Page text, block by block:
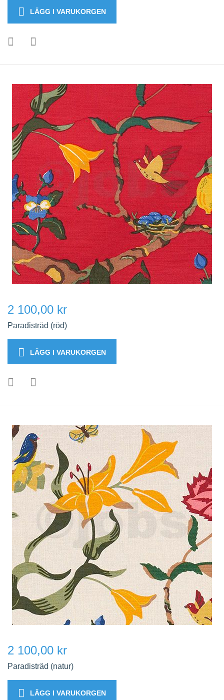
LÄGG I VARUKORGEN
2 100,00 kr
Paradisträd (röd)
LÄGG I VARUKORGEN
2 100,00 kr
Paradisträd (natur)
LÄGG I VARUKORGEN